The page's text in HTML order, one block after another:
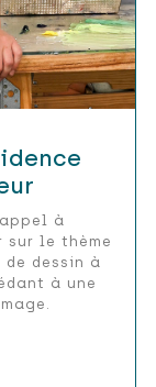
à
sur le thème
dessin à
à une